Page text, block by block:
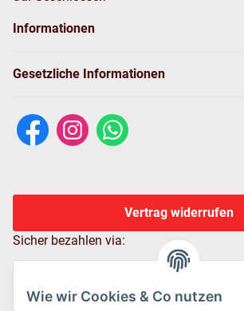
Wie wir Cookies & Co nutzen
Informationen
Gesetzliche Informationen
Vertrag widerrufen
Sicher bezahlen via: